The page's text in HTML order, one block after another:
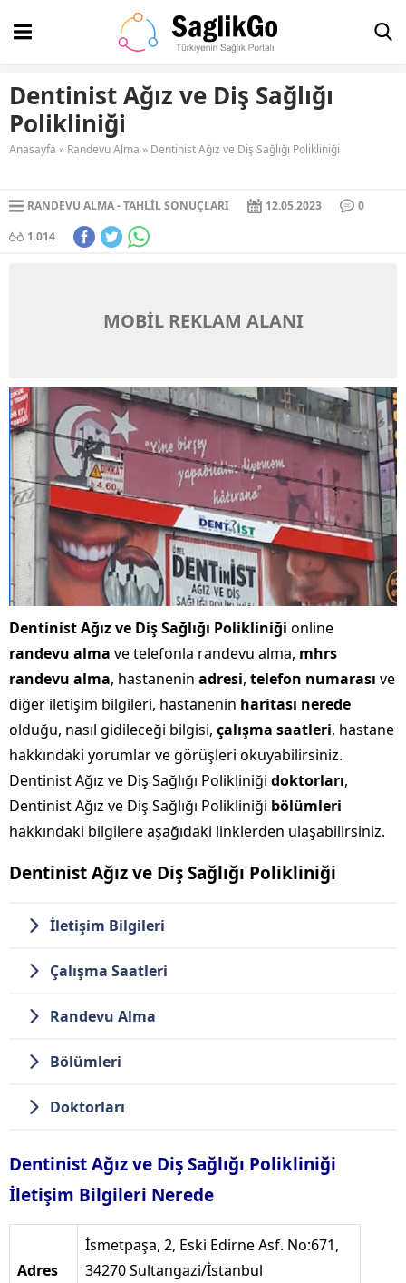
Dentinist Ağız ve Diş Sağlığı
Polikliniği
Anasayfa » Randevu Alma » Dentinist Ağız ve Diş Sağlığı Polikliniği
RANDEVU ALMA TAHLIL SONUÇLARI 12.05.2023
0
1.014
MOBİL REKLAM ALANI
Dentinist Ağız ve Diş Sağlığı Polikliniği online
randevu alma ve telefonla randevu alma, mhrs
randevu alma, hastanenin adresi, telefon numarası ve
diğer iletişim bilgileri, hastanenin haritası nerede
olduğu, nasıl gidileceği bilgisi, çalışma saatleri, hastane
hakkındaki yorumlar ve görüşleri okuyabilirsiniz.
Dentinist Ağız ve Diş Sağlığı Polikliniği doktorları,
Dentinist Ağız ve Diş Sağlığı Polikliniği bölümleri
hakkındaki bilgilere aşağıdaki linklerden ulaşabilirsiniz.
Dentinist Ağız ve Diş Sağlığı Polikliniği
İletişim Bilgileri
Çalışma Saatleri
Randevu Alma
Bölümleri
Doktorları
Dentinist Ağız ve Diş Sağlığı Polikliniği
İletişim Bilgileri Nerede
Adres
İsmetpaşa, 2, Eski Edirne Asf. No:671,
34270 Sultangazi/İstanbul